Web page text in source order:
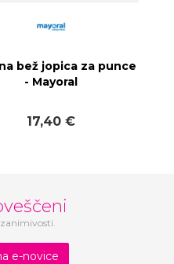
bež jopica za punce
- Mayoral
17,40 €
e-novice